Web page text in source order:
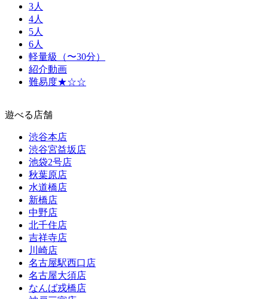
3人
4人
5人
6人
軽量級（〜30分）
紹介動画
難易度★☆☆
遊べる店舗
渋谷本店
渋谷宮益坂店
池袋2号店
秋葉原店
水道橋店
新橋店
中野店
北千住店
吉祥寺店
川崎店
名古屋駅西口店
名古屋大須店
なんば戎橋店